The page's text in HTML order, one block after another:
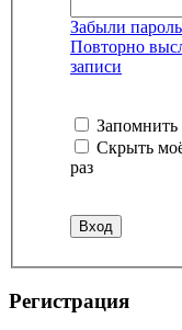
Забыли
Повторно
записи
Запомнить
Скрыть
раз
Регистрация